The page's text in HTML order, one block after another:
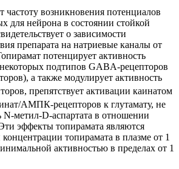
частоту возникновения потенциалов
для нейрона в состоянии стойкой
о зависимости
препарата на натриевые каналы от
потенцирует активность
подтипов GABA-рецепторов
а также модулирует активность
препятствует активации каинатом
АМПК-рецепторов к глутамату, не
N-метил-D-аспартата в отношении
эффекты топирамата являются
топирамата в плазме от 1
активностью в пределах от 1